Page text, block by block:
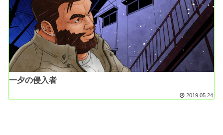
一夕の侵入者
2019.05.24